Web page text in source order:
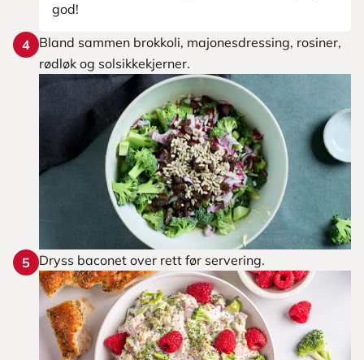
god!
4 Bland sammen brokkoli, majonesdressing, rosiner,
rødløk og solsikkekjerner.
5 Dryss baconet over rett før servering.